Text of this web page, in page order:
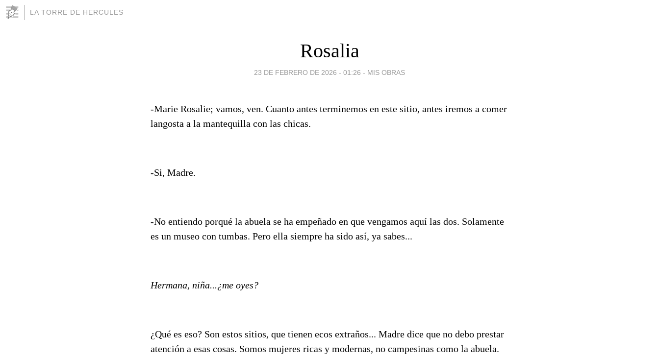
LA TORRE DE HERCULES
Rosalia
23 DE FEBRERO DE 2026 - 01:26 - MIS OBRAS
-Marie Rosalie; vamos, ven. Cuanto antes terminemos en este sitio, antes iremos a comer
langosta a la mantequilla con las chicas.
-Si, Madre.
-No entiendo porqué la abuela se ha empeñado en que vengamos aquí las dos. Solamente
es un museo con tumbas. Pero ella siempre ha sido así, ya sabes...
Hermana, niña...¿me oyes?
¿Qué es eso? Son estos sitios, que tienen ecos extraños... Madre dice que no debo prestar
atención a esas cosas. Somos mujeres ricas y modernas, no campesinas como la abuela.